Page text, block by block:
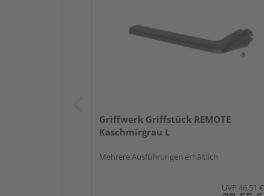
Griffwerk Griffstück REMOTE
Kaschmirgrau L
Mehrere Ausführungen erhältlich
UVP 46,51 €